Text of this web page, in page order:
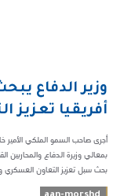
وزير الدفاع
أفريقيا تعزيز
أجرى صاحب السمو الملكي الأمير
بمعالي وزيرة الدفاع والمحاربين
بحث سبل تعزيز التعاون العسكري